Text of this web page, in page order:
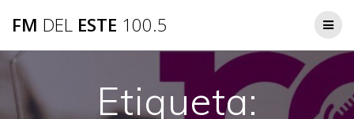
FM DEL ESTE 100.5
Etiqueta: